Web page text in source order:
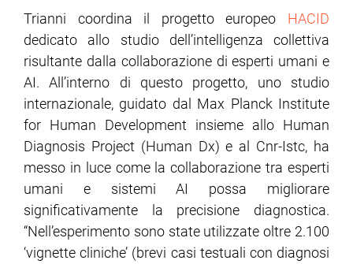
Trianni coordina il progetto europeo HACID
dedicato allo studio dell’intelligenza collettiva
risultante dalla collaborazione di esperti umani e
AI. All’interno di questo progetto, uno studio
internazionale, guidato dal Max Planck Institute
for Human Development insieme allo Human
Diagnosis Project (Human Dx) e al Cnr-Istc, ha
messo in luce come la collaborazione tra esperti
umani e sistemi AI possa migliorare
significativamente la precisione diagnostica.
“Nell’esperimento sono state utilizzate oltre 2.100
‘vignette cliniche’ (brevi casi testuali con diagnosi